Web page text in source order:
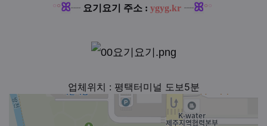
°°ꕤ┈요기요기 주소 : ygyg.kr ┈ꕤ°°
업체위치 : 평택터미널 도보5분